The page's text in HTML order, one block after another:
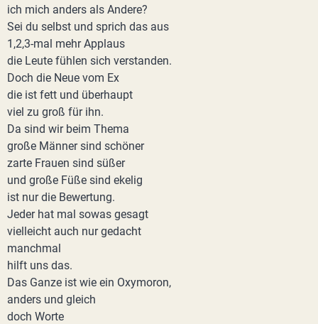
ich mich anders als Andere?
Sei du selbst und sprich das aus
1,2,3-mal mehr Applaus
die Leute fühlen sich verstanden.
Doch die Neue vom Ex
die ist fett und überhaupt
viel zu groß für ihn.
Da sind wir beim Thema
große Männer sind schöner
zarte Frauen sind süßer
und große Füße sind ekelig
ist nur die Bewertung.
Jeder hat mal sowas gesagt
vielleicht auch nur gedacht
manchmal
hilft uns das.
Das Ganze ist wie ein Oxymoron,
anders und gleich
doch Worte